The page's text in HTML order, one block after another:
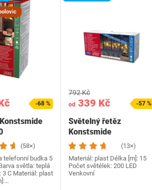
-68 %
(58×)
telefonní budka 5
světla: teplá
3 C Materiál: plast
od 339 Kč
792 Kč
-57 %
Světelný řetěz
Konstsmide
rampouchy 2733-102
(13×)
Materiál: plast Délka [m]: 15
Počet světélek: 200 LED
Venkovní